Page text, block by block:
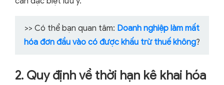
>> Có thể bạn quan tâm: Doanh nghiệp làm mất
hóa đơn đầu vào có được khấu trừ thuế không?
2. Quy định về thời hạn kê khai hóa